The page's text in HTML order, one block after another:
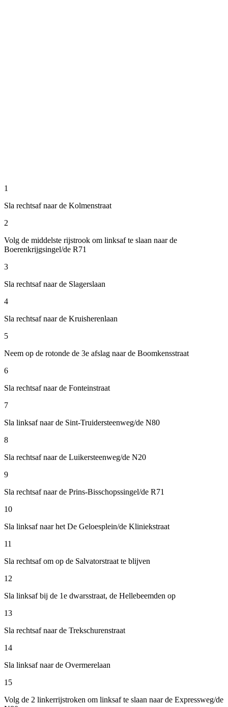
1
Sla rechtsaf naar de Kolmenstraat
2
Volg de middelste rijstrook om linksaf te slaan naar de
Boerenkrijgsingel/de R71
3
Sla rechtsaf naar de Slagerslaan
4
Sla rechtsaf naar de Kruisherenlaan
5
Neem op de rotonde de 3e afslag naar de Boomkensstraat
6
Sla rechtsaf naar de Fonteinstraat
7
Sla linksaf naar de Sint-Truidersteenweg/de N80
8
Sla rechtsaf naar de Luikersteenweg/de N20
9
Sla rechtsaf naar de Prins-Bisschopssingel/de R71
10
Sla linksaf naar het De Geloesplein/de Kliniekstraat
11
Sla rechtsaf om op de Salvatorstraat te blijven
12
Sla linksaf bij de 1e dwarsstraat, de Hellebeemden op
13
Sla rechtsaf naar de Trekschurenstraat
14
Sla linksaf naar de Overmerelaan
15
Volg de 2 linkerrijstroken om linksaf te slaan naar de Expressweg/de